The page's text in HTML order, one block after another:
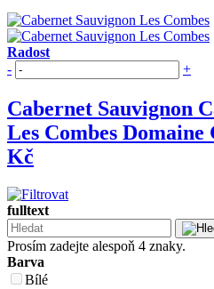
Radost
-
+
Cabernet Sauvignon
Les Combes Domaine
Kč
fulltext
Prosím zadejte alespoň 4 znaky.
Barva
Bílé